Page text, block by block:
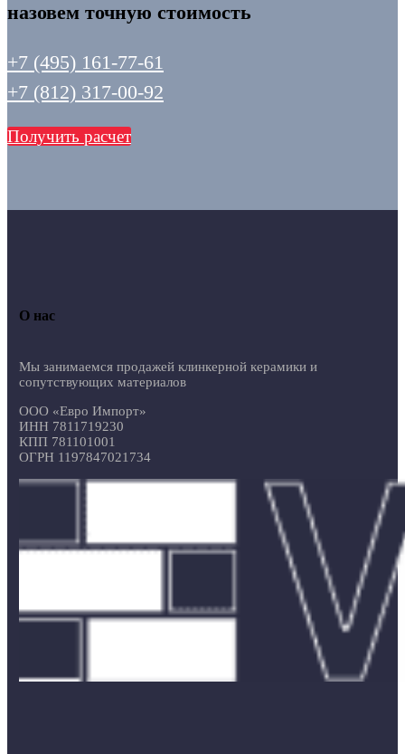
назовем точную стоимость
+7 (495) 161-77-61
+7 (812) 317-00-92
Получить расчет
О нас
Мы занимаемся продажей клинкерной керамики и
сопутствующих материалов
ООО «Евро Импорт»
ИНН 7811719230
КПП 781101001
ОГРН 1197847021734